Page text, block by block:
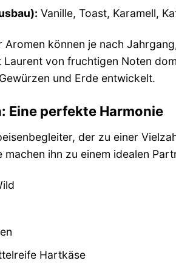
Vanille, Toast, Karamell,
können je nach
Laurent von fruchtigen Noten
und Erde entwickelt.
Eine perfekte Harmonie
der zu einer
ihn zu einem idealen
Hartkäse